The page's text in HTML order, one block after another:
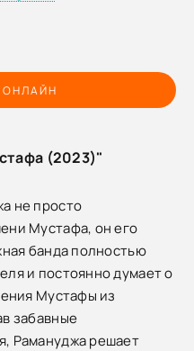
(2023)"
не просто
Мустафа, он его
банда полностью
и постоянно думает о
Мустафы из
забавные
Рамануджа решает